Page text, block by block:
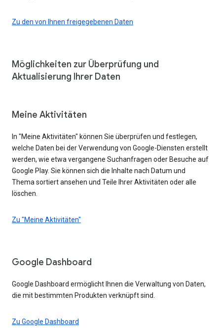
Zu den von Ihnen freigegebenen Daten
Möglichkeiten zur Überprüfung und
Aktualisierung Ihrer Daten
Meine Aktivitäten
In "Meine Aktivitäten" können Sie überprüfen und festlegen,
welche Daten bei der Verwendung von Google-Diensten erstellt
werden, wie etwa vergangene Suchanfragen oder Besuche auf
Google Play. Sie können sich die Inhalte nach Datum und
Thema sortiert ansehen und Teile Ihrer Aktivitäten oder alle
löschen.
Zu "Meine Aktivitäten"
Google Dashboard
Google Dashboard ermöglicht Ihnen die Verwaltung von Daten,
die mit bestimmten Produkten verknüpft sind.
Zu Google Dashboard